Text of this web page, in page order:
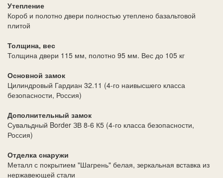
Утепление
Короб и полотно двери полностью утеплено базальтовой
плитой
Толщина, вес
Толщина двери 115 мм, полотно 95 мм. Вес до 105 кг
Основной замок
Цилиндровый Гардиан 32.11 (4-го наивысшего класса
безопасности, Россия)
Дополнительный замок
Сувальдный Border ЗВ 8-6 К5 (4-го класса безопасности,
Россия)
Отделка снаружи
Металл с покрытием "Шагрень" белая, зеркальная вставка из
нержавеющей стали